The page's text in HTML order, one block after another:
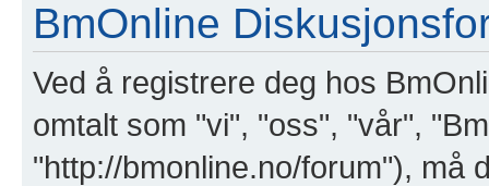
BmOnline
Ved å registrere deg hos
omtalt som "vi", "oss", "vår",
"http://bmonline.no/forum"), må